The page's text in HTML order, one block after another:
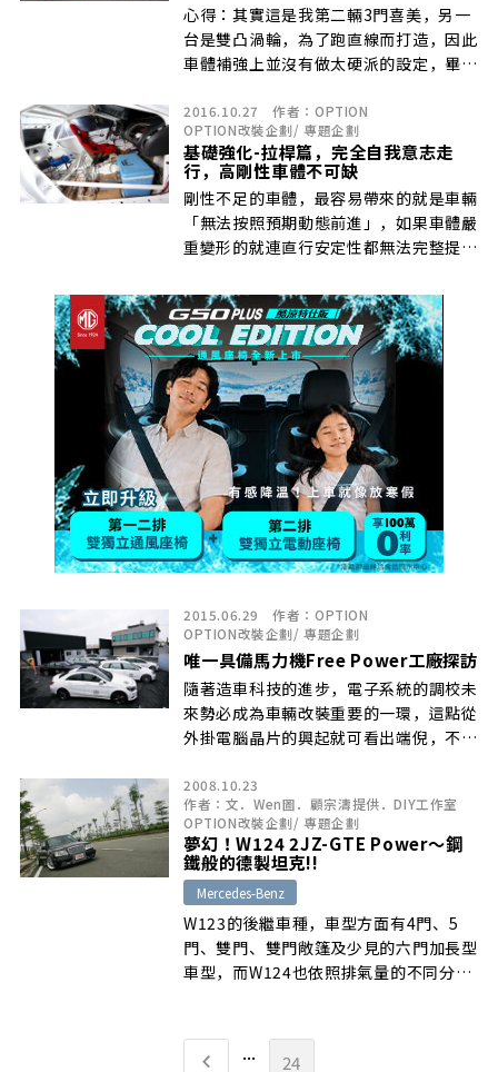
心得：其實這是我第二輛3門喜美，另一
台是雙凸渦輪，為了跑直線而打造，因此
車體補強上並沒有做太硬派的設定，畢竟
險，這輛自然進氣也剛做好約一個多月，
今天也算是第一次開它來山
2016.10.27 作者： OPTION
OPTION改裝企劃/專題企劃
基礎強化-拉桿篇，完全自我意志走
行，高剛性車體不可缺
剛性不足的車體，最容易帶來的就是車輛
「無法按照預期動態前進」，如果車體嚴
重變形的就連直行安定性都無法完整提
來操作，降低車體因為受到路面狀況所影
響的高剛性車體是
2015.06.29 作者： OPTION
OPTION改裝企劃/專題企劃
唯一具備馬力機Free Power工廠探訪
隨著造車科技的進步，電子系統的調校未
來勢必成為車輛改裝重要的一環，這點從
外掛電腦晶片的興起就可看出端倪，不過
統，這就須仰賴縝密的SOP研發流
2008.10.23
作者： 文．Wen圖．顧宗濤提供．DIY工作室
OPTION改裝企劃/專題企劃
夢幻！W124 2JZ-GTE Power～鋼
鐵般的德製坦克!!
Mercedes-Benz
W123的後繼車種，車型方面有4門、5
門、雙門、雙門敞篷及少見的六門加長型
車型，而W124也依照排氣量的不同分別
... 24